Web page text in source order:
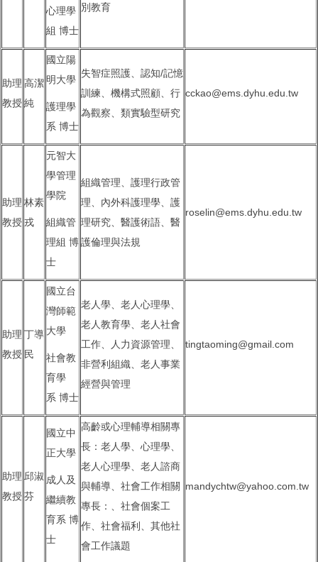
心理學
組 博士
別教育
助理
教授
高潔
純
國立陽
明大學
護理學
系 博士
失智症照護、認知/記憶
訓練、機構式照顧、行
為觀察、類實驗型研究
cckao@ems.dyhu.edu.tw
助理
教授
林素
戎
元智大
學管理
學院
組織管
理組 博
士
組織管理、護理行政管
理、內外科護理學、護
理研究、醫護術語、醫
護倫理與法規
roselin@ems.dyhu.edu.tw
助理
教授
丁導
民
國立台
灣師範
大學
社會教
育學
系 博士
老人學、老人心理學、
老人教育學、老人社會
工作、人力資源管理、
非營利組織、老人事業
經營與管理
tingtaoming@gmail.com
助理
教授
邱淑
芬
國立中
正大學
成人及
繼續教
育系 博
士
高齡或心理輔導相關專
長：老人學、心理學、
老人心理學、老人諮商
與輔導、社會工作相關
專長：、社會個案工
作、社會福利、其他社
會工作議題
mandychtw@yahoo.com.tw